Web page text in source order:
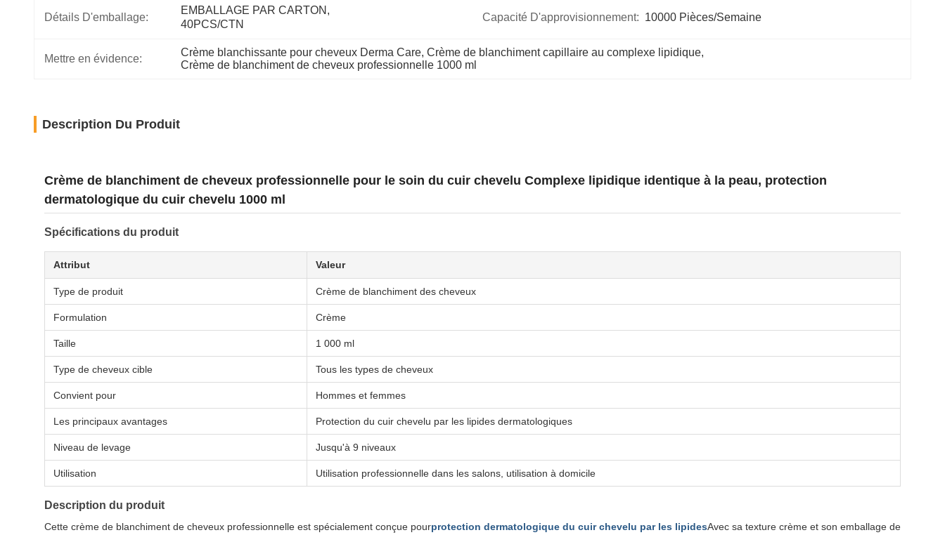
Détails D'emballage:
EMBALLAGE PAR CARTON,
40PCS/CTN
Capacité D'approvisionnement: 10000 Pièces/semaine
Mettre en évidence:
Crème blanchissante pour cheveux Derma Care, Crème de blanchiment capillaire au complexe lipidique,
Crème de blanchiment de cheveux professionnelle 1000 ml
Description Du Produit
Crème de blanchiment de cheveux professionnelle pour le soin du cuir chevelu Complexe lipidique identique à la peau, protection
dermatologique du cuir chevelu 1000 ml
Spécifications du produit
Attribut Valeur
Type de produit Crème de blanchiment des cheveux
Formulation Crème
Taille 1 000 ml
Type de cheveux cible Tous les types de cheveux
Convient pour Hommes et femmes
Les principaux avantages Protection du cuir chevelu par les lipides dermatologiques
Niveau de levage Jusqu'à 9 niveaux
Utilisation Utilisation professionnelle dans les salons, utilisation à domicile
Description du produit
Cette crème de blanchiment de cheveux professionnelle est spécialement conçue pourprotection dermatologique du cuir chevelu par les lipidesAvec sa texture crème et son emballage de